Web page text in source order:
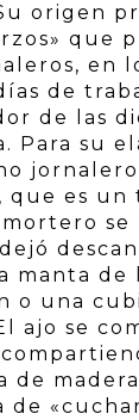
origen
que
en
de
de las
Para su
jornalero
que es un
se
manta de
o una
ajo se
de
de